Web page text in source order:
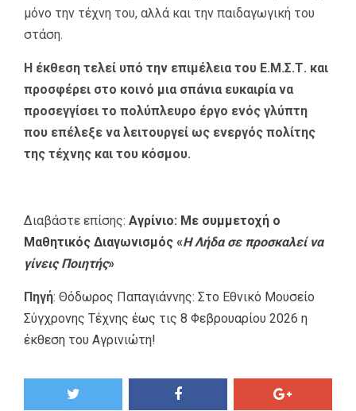
μόνο την τέχνη του, αλλά και την παιδαγωγική του
στάση.
Η έκθεση τελεί υπό την επιμέλεια του Ε.Μ.Σ.Τ. και
προσφέρει στο κοινό μια σπάνια ευκαιρία να
προσεγγίσει το πολύπλευρο έργο ενός γλύπτη
που επέλεξε να λειτουργεί ως ενεργός πολίτης
της τέχνης και του κόσμου.
Διαβάστε επίσης: Αγρίνιο: Με συμμετοχή ο
Μαθητικός Διαγωνισμός «Η Λήδα σε προσκαλεί να
γίνεις Ποιητής»
Πηγή: Θόδωρος Παπαγιάννης: Στο Εθνικό Μουσείο
Σύγχρονης Τέχνης έως τις 8 Φεβρουαρίου 2026 η
έκθεση του Αγρινιώτη!